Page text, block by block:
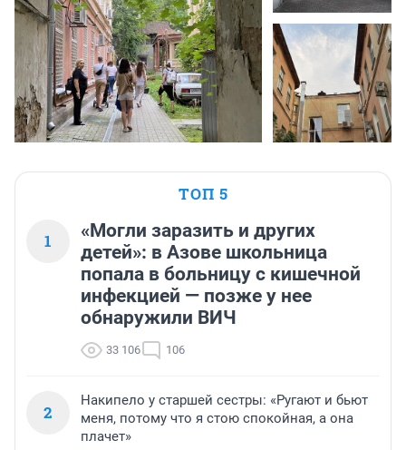
ТОП 5
1
«Могли заразить и других
детей»: в Азове школьница
попала в больницу с кишечной
инфекцией — позже у нее
обнаружили ВИЧ
33 106 106
2
Накипело у старшей сестры: «Ругают и бьют
меня, потому что я стою спокойная, а она
плачет»